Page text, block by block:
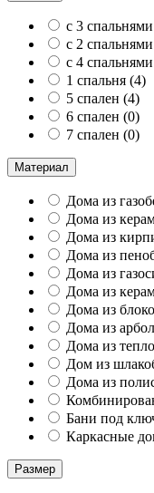
с 3 спальнями
с 2 спальнями
с 4 спальнями
1 спальня (4)
5 спален (4)
6 спален (0)
7 спален (0)
Материал
Дома из
Дома из
Дома из
Дома из
Дома из
Дома из
Дома из
Дома из
Дома из
Дом из
Дома из
Бани под
Каркасные
Размер